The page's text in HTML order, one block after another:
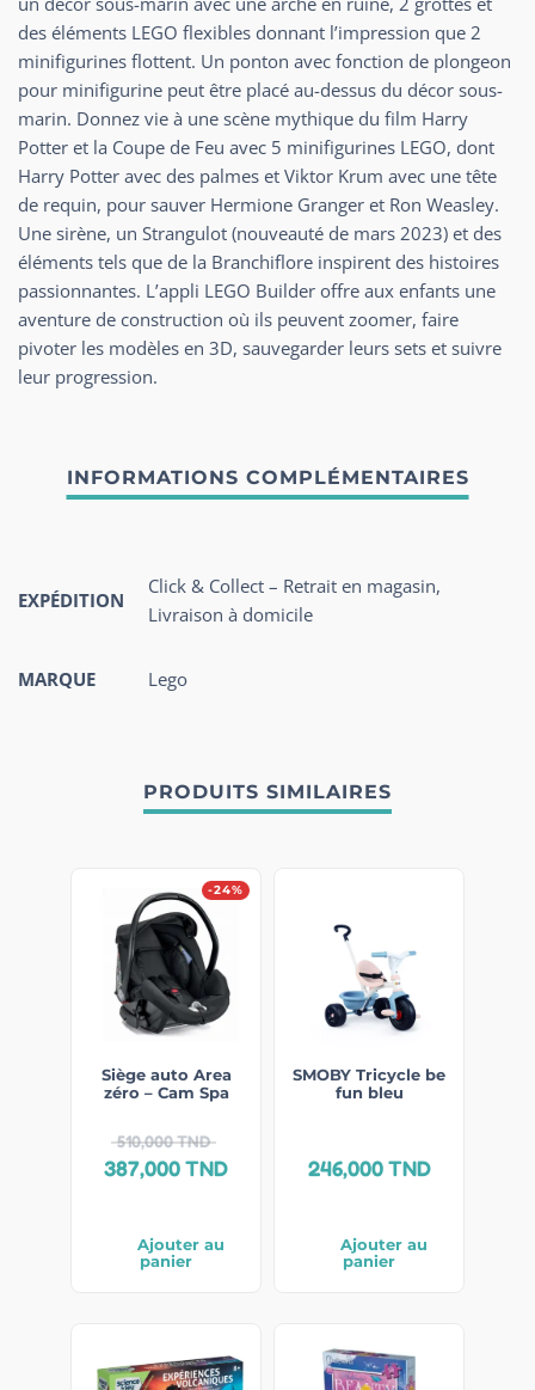
des éléments LEGO flexibles donnant l’impression que 2
minifigurines flottent. Un ponton avec fonction de plongeon
pour minifigurine peut être placé au-dessus du décor sous-
marin. Donnez vie à une scène mythique du film Harry
Potter et la Coupe de Feu avec 5 minifigurines LEGO, dont
Harry Potter avec des palmes et Viktor Krum avec une tête
de requin, pour sauver Hermione Granger et Ron Weasley.
Une sirène, un Strangulot (nouveauté de mars 2023) et des
éléments tels que de la Branchiflore inspirent des histoires
passionnantes. L’appli LEGO Builder offre aux enfants une
aventure de construction où ils peuvent zoomer, faire
pivoter les modèles en 3D, sauvegarder leurs sets et suivre
leur progression.
EXPÉDITION
Click & Collect – Retrait en magasin,
Livraison à domicile
MARQUE Lego
PRODUITS SIMILAIRES
-24%
Siège auto Area
zéro – Cam Spa
510,000TND
387,000TND
Ajouter au
panier
SMOBY Tricycle be
fun bleu
246,000TND
Ajouter au
panier